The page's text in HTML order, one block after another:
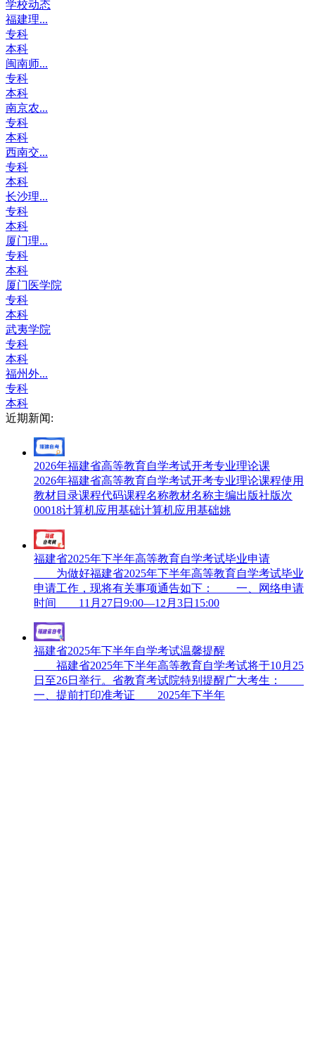
学校动态
福建理...
专科
本科
闽南师...
专科
本科
南京农...
专科
本科
西南交...
专科
本科
长沙理...
专科
本科
厦门理...
专科
本科
厦门医学院
专科
本科
武夷学院
专科
本科
福州外...
专科
本科
近期新闻:
2026年福建省高等教育自学考试开考专业理论课
2026年福建省高等教育自学考试开考专业理论课程使用
教材目录课程代码课程名称教材名称主编出版社版次
00018计算机应用基础计算机应用基础姚
福建省2025年下半年高等教育自学考试毕业申请
为做好福建省2025年下半年高等教育自学考试毕业
申请工作，现将有关事项通告如下： 一、网络申请
时间 11月27日9:00—12月3日15:00
福建省2025年下半年自学考试温馨提醒
福建省2025年下半年高等教育自学考试将于10月25
日至26日举行。省教育考试院特别提醒广大考生：
一、提前打印准考证 2025年下半年